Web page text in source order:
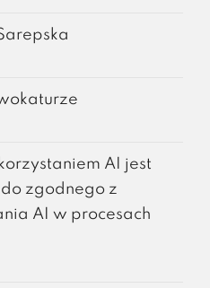
AI jest
zgodnego z
AI w procesach